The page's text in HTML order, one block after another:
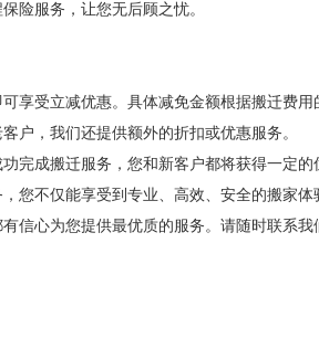
险服务，让您无后顾之忧。
享受立减优惠。具体减免金额根据搬迁费用
户，我们还提供额外的折扣或优惠服务。
完成搬迁服务，您和新客户都将获得一定的
您不仅能享受到专业、高效、安全的搬家
信心为您提供最优质的服务。请随时联系我